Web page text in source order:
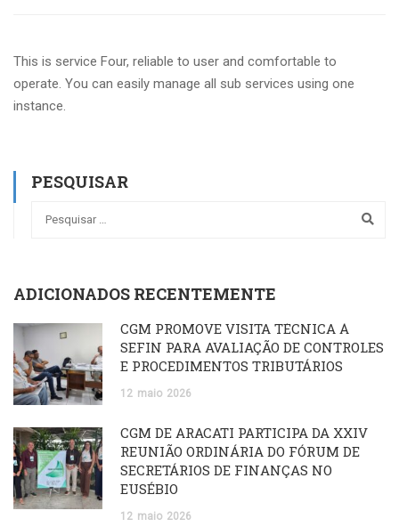
This is service Four, reliable to user and comfortable to
operate. You can easily manage all sub services using one
instance.
PESQUISAR
ADICIONADOS RECENTEMENTE
CGM PROMOVE VISITA TÉCNICA À
SEFIN PARA AVALIAÇÃO DE CONTROLES
E PROCEDIMENTOS TRIBUTÁRIOS
12 maio 2026
CGM DE ARACATI PARTICIPA DA XXIV
REUNIÃO ORDINÁRIA DO FÓRUM DE
SECRETÁRIOS DE FINANÇAS NO
EUSÉBIO
12 maio 2026